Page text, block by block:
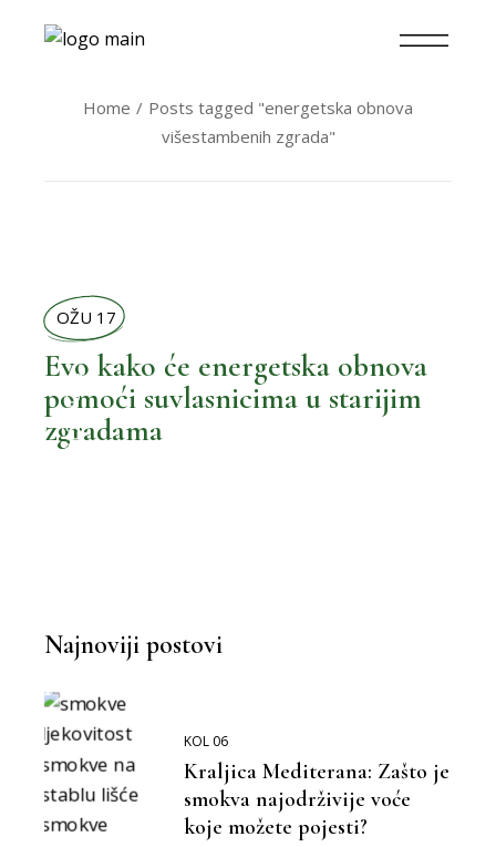
Home
Posts tagged "energetska obnova
višestambenih zgrada"
BOLJI ŽIVOT
,
OŽU 17
Evo kako će energetska obnova
pomoći suvlasnicima u starijim
zgradama
Najnoviji postovi
KOL 06
Kraljica Mediterana: Zašto je
smokva najodrživije voće
koje možete pojesti?